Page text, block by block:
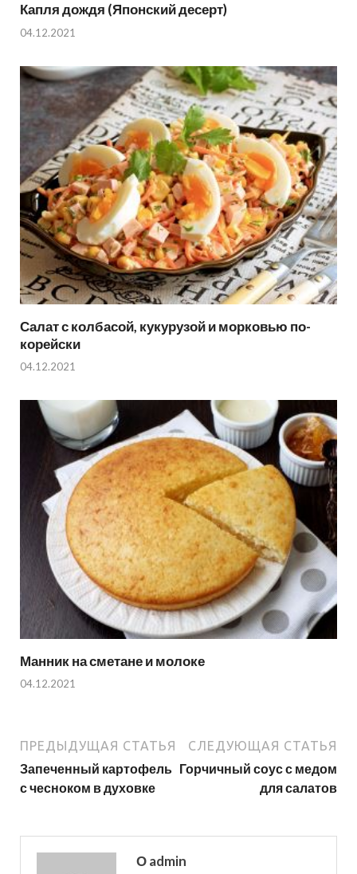
Капля дождя (Японский десерт)
04.12.2021
Салат с колбасой, кукурузой и морковью по-
корейски
04.12.2021
Манник на сметане и молоке
04.12.2021
ПРЕДЫДУЩАЯ СТАТЬЯ
Запеченный картофель
с чесноком в духовке
СЛЕДУЮЩАЯ СТАТЬЯ
Горчичный соус с медом
для салатов
О admin